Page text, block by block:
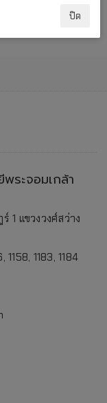
ระจอมเกล้า
1 แขวงวงศ์สว่าง
1183, 1184
ปิด